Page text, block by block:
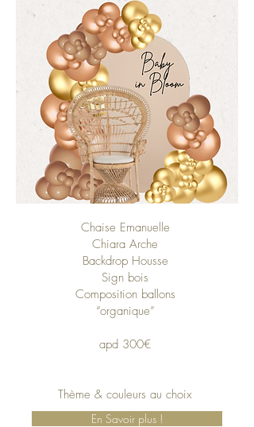
Chaise Emanuelle
Chiara Arche
Backdrop Housse
Sign bois
Composition ballons
“organique”
apd 300€
Thème & couleurs au choix
En Savoir plus !